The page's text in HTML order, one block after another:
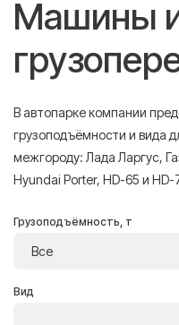
Машины
В автопарке компании
грузоподъёмности и вида
межгороду: Лада Ларгус,
Hyundai Porter, HD-65 и
Грузоподъёмность, т
Вид